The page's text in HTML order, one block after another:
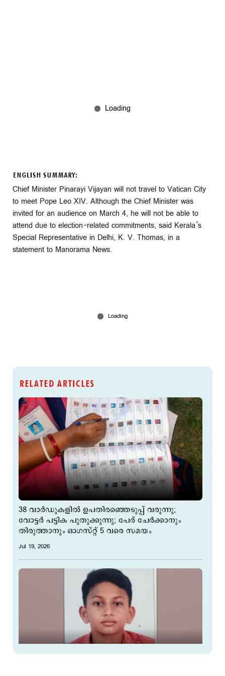
ENGLISH SUMMARY:
Chief Minister Pinarayi Vijayan will not travel to Vatican City
to meet Pope Leo XIV. Although the Chief Minister was
invited for an audience on March 4, he will not be able to
attend due to election-related commitments, said Kerala’s
Special Representative in Delhi, K. V. Thomas, in a
statement to Manorama News.
RELATED ARTICLES
38 വാർഡുകളിൽ ഉപതിരഞ്ഞെടുപ്പ് വരുന്നു;
വോട്ടർ പട്ടിക പുതുക്കുന്നു; പേര് ചേർക്കാനും
തിരുത്താനും ഓഗസ്റ്റ് 5 വരെ സമയം
Jul 19, 2026